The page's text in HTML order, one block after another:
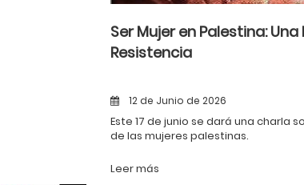
Ser Mujer en Palestina:
Resistencia
12 de Junio de 2026
Este 17 de junio se dará una charla
de las mujeres palestinas.
Leer más